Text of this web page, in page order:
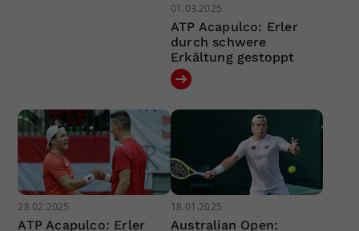
01.03.2025
ATP Acapulco: Erler
durch schwere
Erkältung gestoppt
28.02.2025
ATP Acapulco: Erler
18.01.2025
Australian Open: